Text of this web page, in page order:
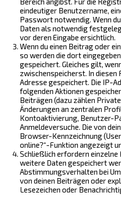
eindeutiger Benutzername,
Passwort notwendig. Wenn
Daten als notwendig
vor deren Eingabe ersichtlich.
Wenn du einen Beitrag oder
so werden die dort
gespeichert. Gleiches gilt,
zwischenspeicherst. In diesen
Adresse gespeichert. Die IP-
folgenden Aktionen
Beiträgen (dazu zählen
Änderungen an zentralen
Kontoaktivierung, Benutzer-
Anmeldeversuche. Die von
Browser-Kennzeichnung
online?“-Funktion angezeigt
Schließlich erfordern einzelne
weitere Daten gespeichert
Abstimmungsverhalten bei
von deinen Beiträgen oder
Lesezeichen oder